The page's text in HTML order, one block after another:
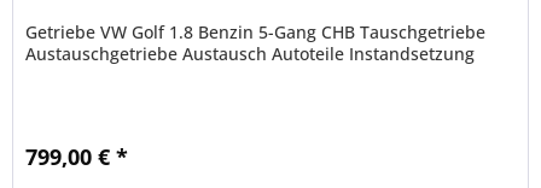
Getriebe VW Golf 1.8 Benzin 5-Gang CHB Tauschgetriebe
Austauschgetriebe Austausch Autoteile Instandsetzung
799,00 € *